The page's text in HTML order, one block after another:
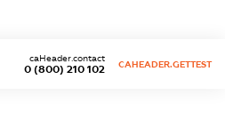
0 (800) 210 102
caHeader.contact
CAHEADER.GETTEST